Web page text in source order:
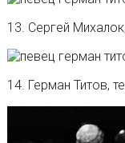
13. Сергей
14. Герман Титов,